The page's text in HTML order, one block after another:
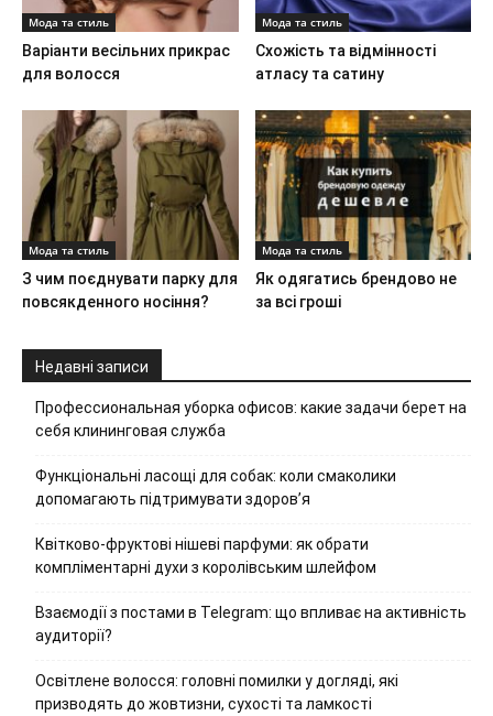
Мода та стиль
Варіанти весільних прикрас
для волосся
Мода та стиль
Схожість та відмінності
атласу та сатину
Мода та стиль
З чим поєднувати парку для
повсякденного носіння?
Мода та стиль
Як одягатись брендово не
за всі гроші
Недавні записи
Профессиональная уборка офисов: какие задачи берет на
себя клининговая служба
Функціональні ласощі для собак: коли смаколики
допомагають підтримувати здоров’я
Квітково-фруктові нішеві парфуми: як обрати
компліментарні духи з королівським шлейфом
Взаємодії з постами в Telegram: що впливає на активність
аудиторії?
Освітлене волосся: головні помилки у догляді, які
призводять до жовтизни, сухості та ламкості